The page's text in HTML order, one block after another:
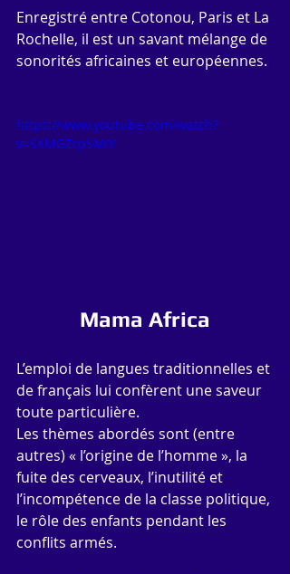
Enregistré entre Cotonou, Paris et La
Rochelle, il est un savant mélange de
sonorités africaines et européennes.
https://www.youtube.com/watch?
v=SXMGZrpSMIY
Mama Africa
L’emploi de langues traditionnelles et
de français lui confèrent une saveur
toute particulière.
Les thèmes abordés sont (entre
autres) « l’origine de l’homme », la
fuite des cerveaux, l’inutilité et
l’incompétence de la classe politique,
le rôle des enfants pendant les
conflits armés.